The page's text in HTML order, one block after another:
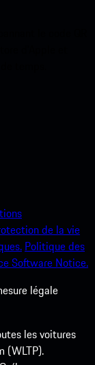
de la vie
Politique des
Software Notice.
légale
les voitures
(WLTP).